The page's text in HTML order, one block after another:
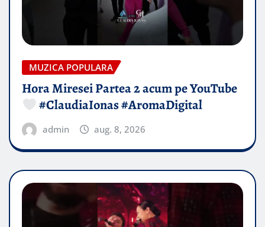
MUZICA POPULARA
Hora Miresei Partea 2 acum pe YouTube
#ClaudiaIonas #AromaDigital
admin aug. 8, 2026